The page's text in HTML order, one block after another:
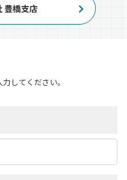
豊橋支店
してください。